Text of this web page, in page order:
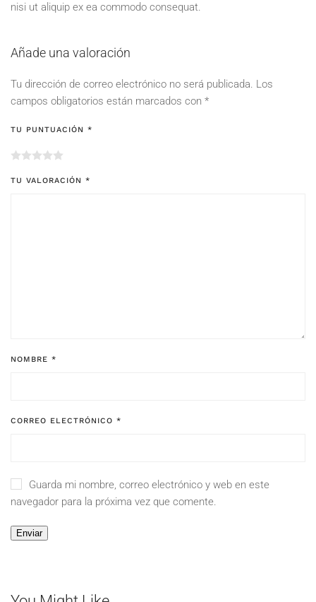
nisi ut aliquip ex ea commodo consequat.
Añade una valoración
Tu dirección de correo electrónico no será publicada. Los
campos obligatorios están marcados con *
TU PUNTUACIÓN *
TU VALORACIÓN *
NOMBRE *
CORREO ELECTRÓNICO *
Guarda mi nombre, correo electrónico y web en este
navegador para la próxima vez que comente.